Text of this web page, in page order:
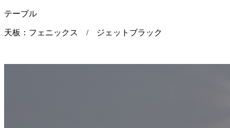
テーブル
天板：フェニックス / ジェットブラック